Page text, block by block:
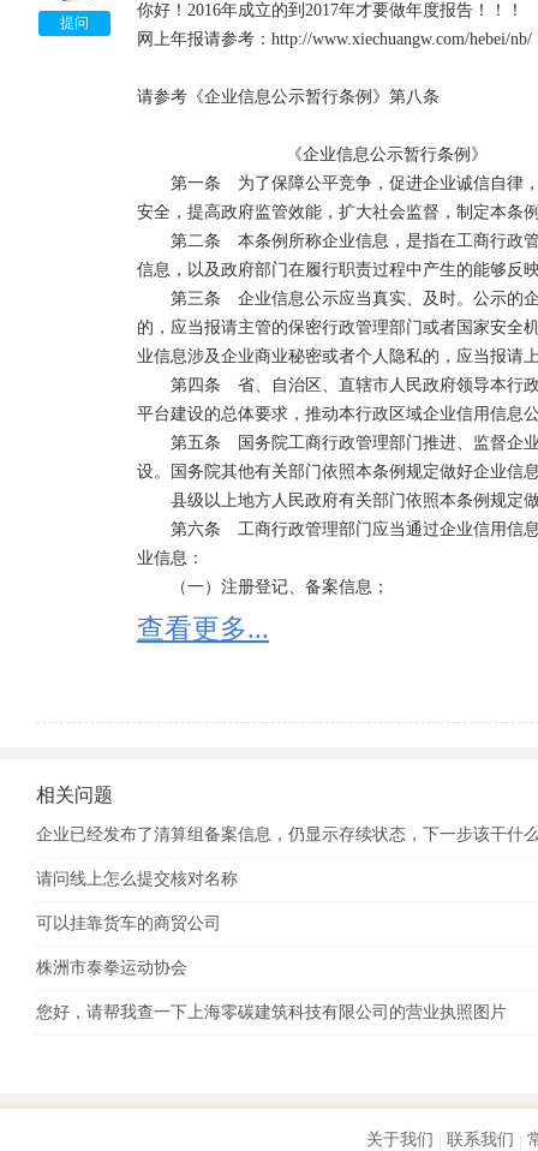
2、生产经营信息；
3、资产状况信息；
5、联系方式信息；
提问
你好！2016年成立的到2017年才要做年度报告！！！
网上年报请参考：http://www.xiechuangw.com/hebei/nb/
请参考《企业信息公示暂行条例》第八条
第一条　为了保障公平竞争，促进企业诚信自律
安全，提高政府监管效能，扩大社会监督，制定本条
第二条　本条例所称企业信息，是指在工商行政
信息，以及政府部门在履行职责过程中产生的能够反
第三条　企业信息公示应当真实、及时。公示的
的，应当报请主管的保密行政管理部门或者国家安全
业信息涉及企业商业秘密或者个人隐私的，应当报请
第四条　省、自治区、直辖市人民政府领导本行
平台建设的总体要求，推动本行政区域企业信用信息
第五条　国务院工商行政管理部门推进、监督企
设。国务院其他有关部门依照本条例规定做好企业信
县级以上地方人民政府有关部门依照本条例规定
第六条　工商行政管理部门应当通过企业信用信
业信息：
（一）注册登记、备案信息；
（二）动产抵押登记信息；
（三）股权出质登记信息；
（二）行政处罚信息；
（三）其他依法应当公示的信息。
行政管理部门和其他政府部门应当按照国家社会信用
享。
一年度年度报告，并向社会公示。
（一）企业通信地址、邮政编码、联系电话、电
（二）企业开业、歇业、清算等存续状态信息；
查看更多...
相关问题
企业已经发布了清算组备案信息，仍显示存续状态，下一步该干什
请问线上怎么提交核对名称
可以挂靠货车的商贸公司
株洲市泰拳运动协会
您好，请帮我查一下上海零碳建筑科技有限公司的营业执照图片
关于我们 联系我们